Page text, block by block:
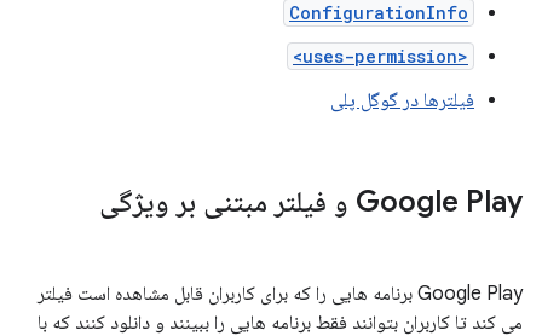
ConfigurationInfo
<uses-permission>
فیلترها در گوگل پلی
Google Play و فیلتر مبتنی بر ویژگی
Google Play برنامه هایی را که برای کاربران قابل مشاهده است فیلتر
می کند تا کاربران بتوانند فقط برنامه هایی را ببینند و دانلود کنند که با